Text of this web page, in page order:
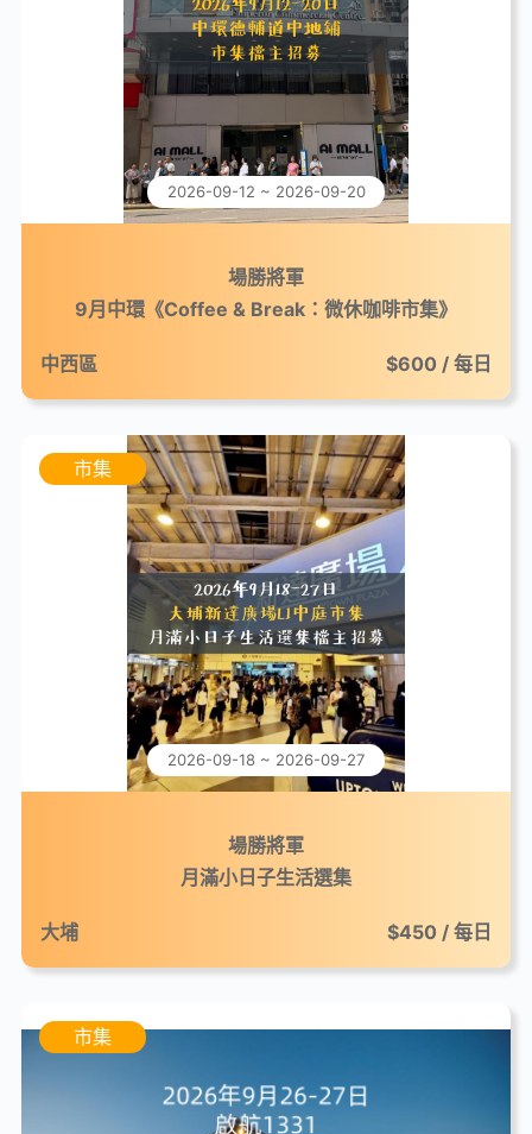
2026-09-12 ~ 2026-09-20
場勝將軍
9月中環《Coffee & Break：微休咖啡市集》
中西區 $600 / 每日
市集
2026-09-18 ~ 2026-09-27
場勝將軍
月滿小日子生活選集
大埔 $450 / 每日
市集